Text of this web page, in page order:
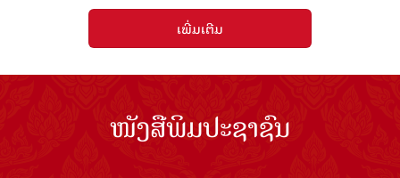
ເພີ່ມເຕີມ
ໜັງສືພິມປະຊາຊົນ